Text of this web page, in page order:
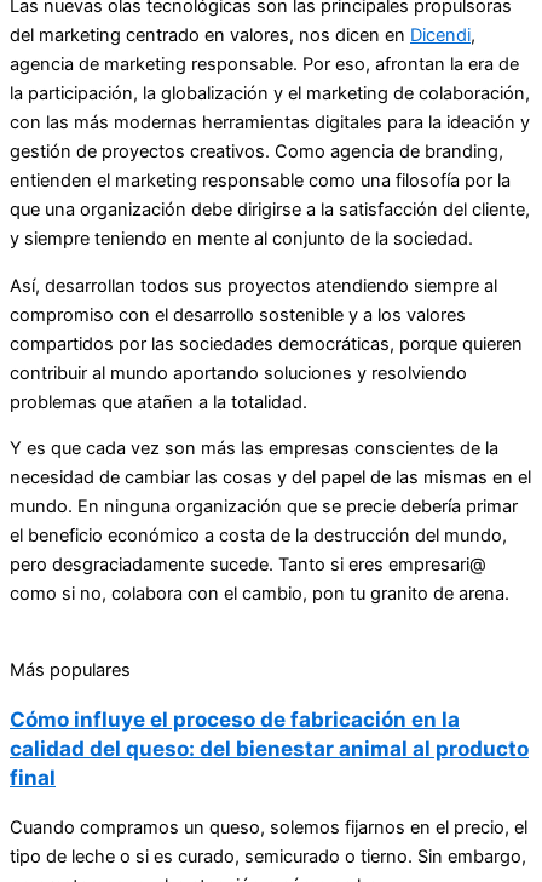
Las nuevas olas tecnológicas son las principales propulsoras
del marketing centrado en valores, nos dicen en Dicendi,
agencia de marketing responsable. Por eso, afrontan la era de
la participación, la globalización y el marketing de colaboración,
con las más modernas herramientas digitales para la ideación y
gestión de proyectos creativos. Como agencia de branding,
entienden el marketing responsable como una filosofía por la
que una organización debe dirigirse a la satisfacción del cliente,
y siempre teniendo en mente al conjunto de la sociedad.
Así, desarrollan todos sus proyectos atendiendo siempre al
compromiso con el desarrollo sostenible y a los valores
compartidos por las sociedades democráticas, porque quieren
contribuir al mundo aportando soluciones y resolviendo
problemas que atañen a la totalidad.
Y es que cada vez son más las empresas conscientes de la
necesidad de cambiar las cosas y del papel de las mismas en el
mundo. En ninguna organización que se precie debería primar
el beneficio económico a costa de la destrucción del mundo,
pero desgraciadamente sucede. Tanto si eres empresari@
como si no, colabora con el cambio, pon tu granito de arena.
Más populares
Cómo influye el proceso de fabricación en la
calidad del queso: del bienestar animal al producto
final
Cuando compramos un queso, solemos fijarnos en el precio, el
tipo de leche o si es curado, semicurado o tierno. Sin embargo,